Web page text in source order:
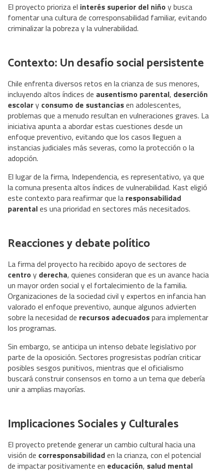
El proyecto prioriza el interés superior del niño y busca
fomentar una cultura de corresponsabilidad familiar, evitando
criminalizar la pobreza y la vulnerabilidad.
Contexto: Un desafío social persistente
Chile enfrenta diversos retos en la crianza de sus menores,
incluyendo altos índices de ausentismo parental, deserción
escolary consumo de sustanciasen adolescentes,
problemas que a menudo resultan en vulneraciones graves. La
iniciativa apunta a abordar estas cuestiones desde un
enfoque preventivo, evitando que los casos lleguen a
instancias judiciales más severas, como la protección o la
adopción.
El lugar de la firma, Independencia, es representativo, ya que
la comuna presenta altos índices de vulnerabilidad. Kast eligió
este contexto para reafirmar que la responsabilidad
parentales una prioridad en sectores más necesitados.
Reacciones y debate político
La firma del proyecto ha recibido apoyo de sectores de
centro y derecha, quienes consideran que es un avance hacia
un mayor orden social y el fortalecimiento de la familia.
Organizaciones de la sociedad civil y expertos en infancia han
valorado el enfoque preventivo, aunque algunos advierten
sobre la necesidad de recursos adecuadospara implementar
los programas.
Sin embargo, se anticipa un intenso debate legislativo por
parte de la oposición. Sectores progresistas podrían criticar
posibles sesgos punitivos, mientras que el oficialismo
buscará construir consensos en torno a un tema que debería
unir a amplias mayorías.
Implicaciones Sociales y Culturales
El proyecto pretende generar un cambio cultural hacia una
visión de corresponsabilidaden la crianza, con el potencial
de impactar positivamente en educación, salud mental